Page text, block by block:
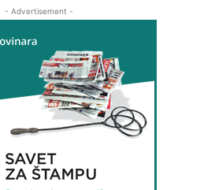
- Advertisement -